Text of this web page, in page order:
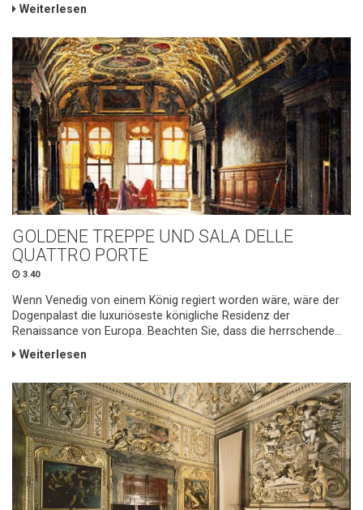
Weiterlesen
GOLDENE TREPPE UND SALA DELLE
QUATTRO PORTE
3.40
Wenn Venedig von einem König regiert worden wäre, wäre der
Dogenpalast die luxuriöseste königliche Residenz der
Renaissance von Europa. Beachten Sie, dass die herrschende...
Weiterlesen